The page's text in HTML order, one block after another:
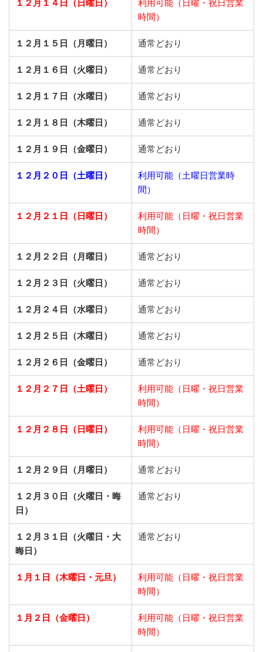
１２月１４日（日曜日）
利用可能（日曜・祝日営業
時間）
１２月１５日（月曜日） 通常どおり
１２月１６日（火曜日） 通常どおり
１２月１７日（水曜日） 通常どおり
１２月１８日（木曜日） 通常どおり
１２月１９日（金曜日） 通常どおり
１２月２０日（土曜日）
利用可能（土曜日営業時
間）
１２月２１日（日曜日）
利用可能（日曜・祝日営業
時間）
１２月２２日（月曜日） 通常どおり
１２月２３日（火曜日） 通常どおり
１２月２４日（水曜日） 通常どおり
１２月２５日（木曜日） 通常どおり
１２月２６日（金曜日） 通常どおり
１２月２７日（土曜日）
利用可能（日曜・祝日営業
時間）
１２月２８日（日曜日）
利用可能（日曜・祝日営業
時間）
１２月２９日（月曜日） 通常どおり
１２月３０日（火曜日・晦
日）
通常どおり
１２月３１日（火曜日・大
晦日）
通常どおり
１月１日（木曜日・元旦）
利用可能（日曜・祝日営業
時間）
１月２日（金曜日）
利用可能（日曜・祝日営業
時間）